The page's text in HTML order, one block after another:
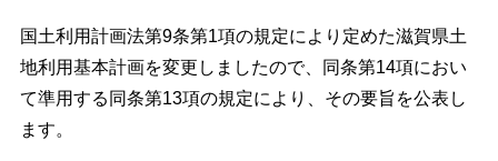
国土利用計画法第9条第1項の規定により定めた滋賀県土
地利用基本計画を変更しましたので、同条第14項におい
て準用する同条第13項の規定により、その要旨を公表し
ます。